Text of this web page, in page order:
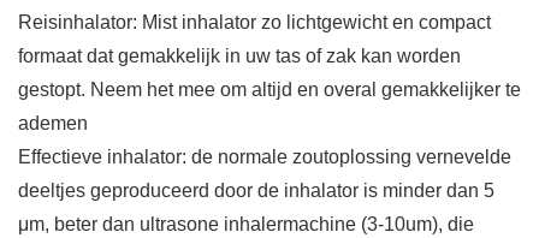
Reisinhalator: Mist inhalator zo lichtgewicht en compact
formaat dat gemakkelijk in uw tas of zak kan worden
gestopt. Neem het mee om altijd en overal gemakkelijker te
ademen
Effectieve inhalator: de normale zoutoplossing vernevelde
deeltjes geproduceerd door de inhalator is minder dan 5
μm, beter dan ultrasone inhalermachine (3-10um), die